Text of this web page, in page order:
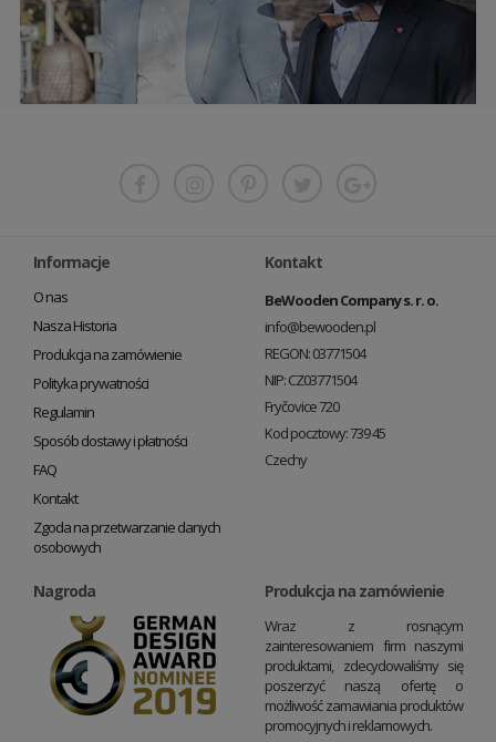
Informacje
O nas
Nasza Historia
Produkcja na zamówienie
Polityka prywatności
Regulamin
Sposób dostawy i płatności
FAQ
Kontakt
Zgoda na przetwarzanie danych
osobowych
Kontakt
BeWooden Company s. r. o.
info@bewooden.pl
REGON: 03771504
NIP: CZ03771504
Fryčovice 720
Kod pocztowy: 739 45
Czechy
Nagroda Produkcja na zamówienie
Wraz z rosnącym
zainteresowaniem firm naszymi
produktami, zdecydowaliśmy się
poszerzyć naszą ofertę o
możliwość zamawiania produktów
promocyjnych i reklamowych.